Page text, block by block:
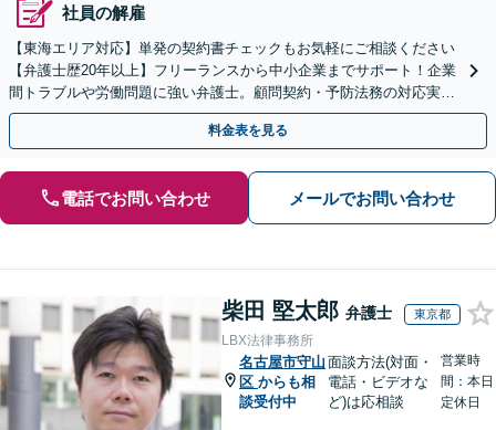
社員の解雇
【東海エリア対応】単発の契約書チェックもお気軽にご相談ください
【弁護士歴20年以上】フリーランスから中小企業までサポート！企業
間トラブルや労働問題に強い弁護士。顧問契約・予防法務の対応実績
も豊富です。【夜間・休日面談可】【完全個室】
料金表を見る
電話でお問い合わせ メールでお問い合わせ
柴田 堅太郎 弁護士 東京都
LBX法律事務所
名古屋市守山
区 からも相
談受付中
面談方法(対面・
電話・ビデオな
ど)は応相談
営業時
間：本日
定休日